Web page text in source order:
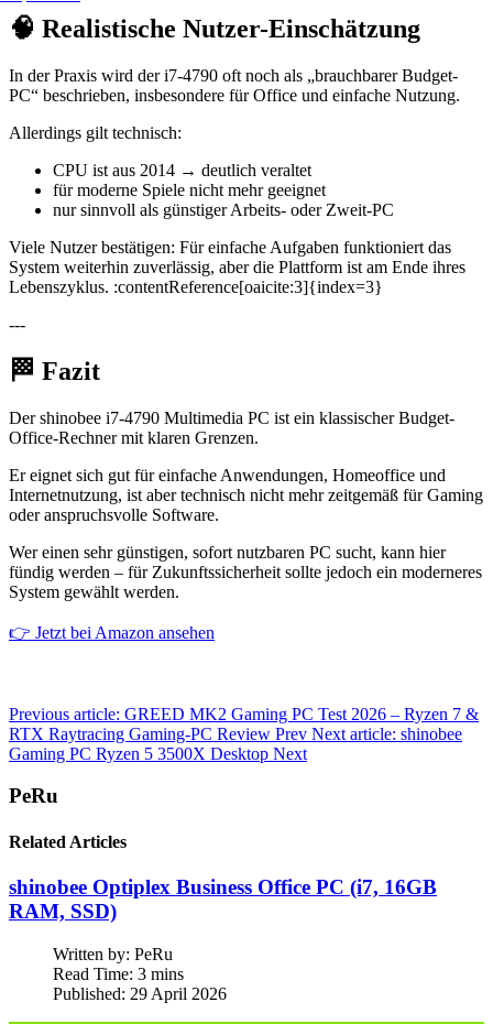
🧠 Realistische Nutzer-Einschätzung
In der Praxis wird der i7-4790 oft noch als „brauchbarer Budget-
PC“ beschrieben, insbesondere für Office und einfache Nutzung.
Allerdings gilt technisch:
CPU ist aus 2014 → deutlich veraltet
für moderne Spiele nicht mehr geeignet
nur sinnvoll als günstiger Arbeits- oder Zweit-PC
Viele Nutzer bestätigen: Für einfache Aufgaben funktioniert das
System weiterhin zuverlässig, aber die Plattform ist am Ende ihres
Lebenszyklus. :contentReference[oaicite:3]{index=3}
---
🏁 Fazit
Der shinobee i7-4790 Multimedia PC ist ein klassischer Budget-
Office-Rechner mit klaren Grenzen.
Er eignet sich gut für einfache Anwendungen, Homeoffice und
Internetnutzung, ist aber technisch nicht mehr zeitgemäß für Gaming
oder anspruchsvolle Software.
Wer einen sehr günstigen, sofort nutzbaren PC sucht, kann hier
fündig werden – für Zukunftssicherheit sollte jedoch ein moderneres
System gewählt werden.
👉 Jetzt bei Amazon ansehen
Previous article: GREED MK2 Gaming PC Test 2026 – Ryzen 7 &
RTX Raytracing Gaming-PC Review Prev Next article: shinobee
Gaming PC Ryzen 5 3500X Desktop Next
PeRu
Related Articles
shinobee Optiplex Business Office PC (i7, 16GB
RAM, SSD)
Written by: PeRu
Read Time: 3 mins
Published: 29 April 2026